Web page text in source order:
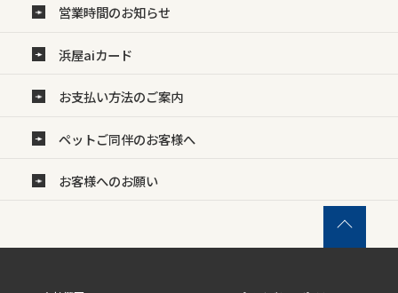
営業時間のお知らせ
浜屋aiカード
お支払い方法のご案内
ペットご同伴のお客様へ
お客様へのお願い